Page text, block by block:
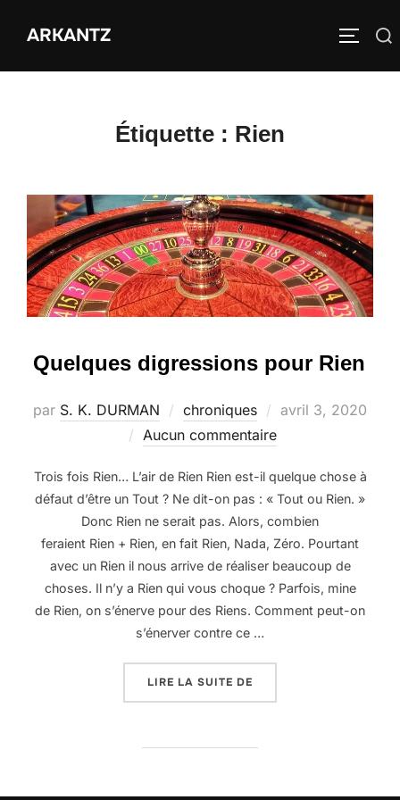
ARKANTZ Rechercher :
Étiquette : Rien
Quelques digressions pour Rien
par S. K. DURMAN chroniques
Publié
avril 3, 2020
Aucun commentaire
Trois fois Rien… L’air de Rien Rien est-il quelque chose à
défaut d’être un Tout ? Ne dit-on pas : « Tout ou Rien. »
Donc Rien ne serait pas. Alors, combien
feraient Rien + Rien, en fait Rien, Nada, Zéro. Pourtant
avec un Rien il nous arrive de réaliser beaucoup de
choses. Il n’y a Rien qui vous choque ? Parfois, mine
de Rien, on s’énerve pour des Riens. Comment peut-on
s’énerver contre ce …
LIRE LA SUITE DE